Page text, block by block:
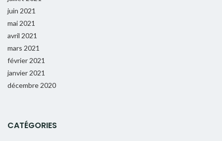
juin 2021
mai 2021
avril 2021
mars 2021
février 2021
janvier 2021
décembre 2020
CATÉGORIES